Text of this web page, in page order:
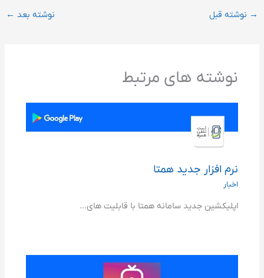
→ نوشته قبل نوشته بعد ←
نوشته های مرتبط
نرم افزار جدید همتا
اخبار
اپلیکشین جدید سامانه همتا با قابلیت های...